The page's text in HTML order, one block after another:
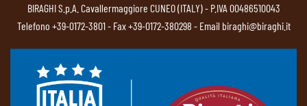
BIRAGHI S.p.A. Cavallermaggiore CUNEO (ITALY) - P.IVA 00486510043
Telefono +39-0172-3801- Fax +39-0172-380298 - Email biraghi@biraghi.it